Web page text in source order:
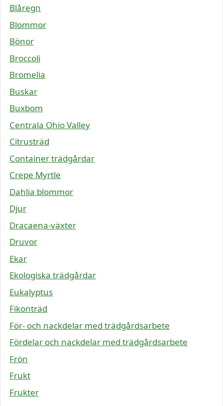
Blåregn
Blommor
Bönor
Broccoli
Bromelia
Buskar
Buxbom
Centrala Ohio Valley
Citrusträd
Container trädgårdar
Crepe Myrtle
Dahlia blommor
Djur
Dracaena-växter
Druvor
Ekar
Ekologiska trädgårdar
Eukalyptus
Fikonträd
För- och nackdelar med trädgårdsarbete
Fördelar och nackdelar med trädgårdsarbete
Frön
Frukt
Frukter